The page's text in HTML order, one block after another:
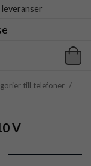
leveranser
till telefoner /
V